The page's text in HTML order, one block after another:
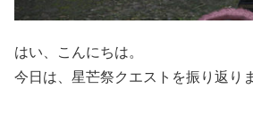
はい、こんにちは。
今日は、星芒祭クエストを振り返り